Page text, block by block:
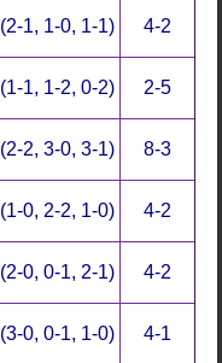
(2-1, 1-0, 1-1) 4-2
(1-1, 1-2, 0-2) 2-5
(2-2, 3-0, 3-1) 8-3
(1-0, 2-2, 1-0) 4-2
(2-0, 0-1, 2-1) 4-2
(3-0, 0-1, 1-0) 4-1